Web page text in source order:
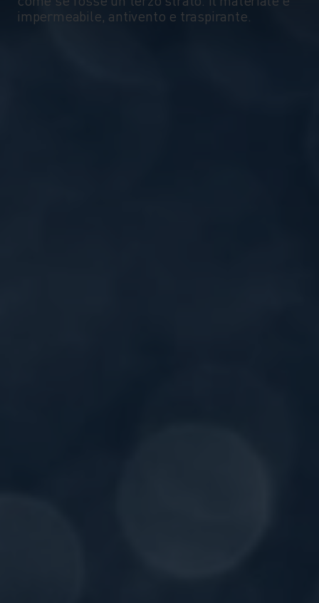
impermeabile, antivento e traspirante.